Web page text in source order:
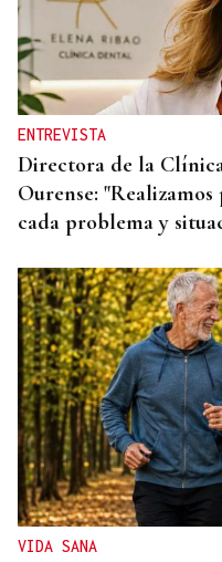
ENTREVISTA
Directora de la
Ourense:
cada problema y
VIDA SANA